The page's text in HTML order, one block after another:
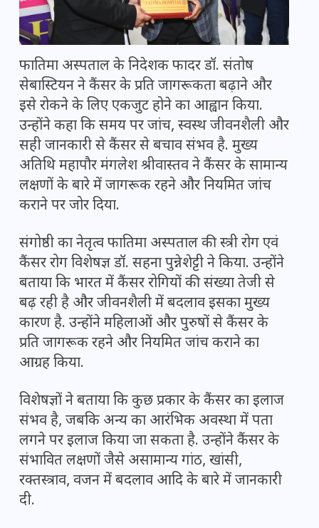
फातिमा अस्पताल के निदेशक फादर डॉ. संतोष
सेबास्टियन ने कैंसर के प्रति जागरूकता बढ़ाने और
इसे रोकने के लिए एकजुट होने का आह्वान किया.
उन्होंने कहा कि समय पर जांच, स्वस्थ जीवनशैली और
सही जानकारी से कैंसर से बचाव संभव है. मुख्य
अतिथि महापौर मंगलेश श्रीवास्तव ने कैंसर के सामान्य
लक्षणों के बारे में जागरूक रहने और नियमित जांच
कराने पर जोर दिया.
संगोष्ठी का नेतृत्व फातिमा अस्पताल की स्त्री रोग एवं
कैंसर रोग विशेषज्ञ डॉ. सहना पुन्नेशेट्टी ने किया. उन्होंने
बताया कि भारत में कैंसर रोगियों की संख्या तेजी से
बढ़ रही है और जीवनशैली में बदलाव इसका मुख्य
कारण है. उन्होंने महिलाओं और पुरुषों से कैंसर के
प्रति जागरूक रहने और नियमित जांच कराने का
आग्रह किया.
विशेषज्ञों ने बताया कि कुछ प्रकार के कैंसर का इलाज
संभव है, जबकि अन्य का आरंभिक अवस्था में पता
लगने पर इलाज किया जा सकता है. उन्होंने कैंसर के
संभावित लक्षणों जैसे असामान्य गांठ, खांसी,
रक्तस्त्राव, वजन में बदलाव आदि के बारे में जानकारी
दी.